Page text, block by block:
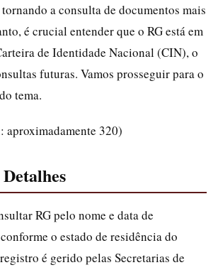
a consulta de documentos mais
é crucial entender que o RG está em
de Identidade Nacional (CIN), o
futuras. Vamos prosseguir para o
tema.
aproximadamente 320)
RG pelo nome e data de
o estado de residência do
é gerido pelas Secretarias de